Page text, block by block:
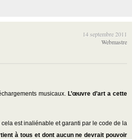
14 septembre 2011
Webmastre
musicaux. L’œuvre d’art a cette
est inaliénable et garanti par le code de la
à tous et dont aucun ne devrait pouvoir